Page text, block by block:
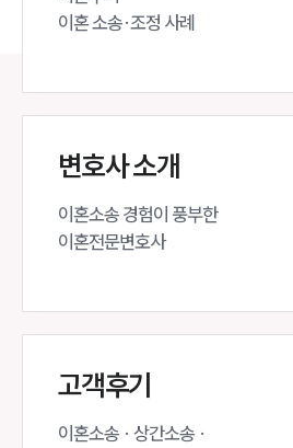
대륜법률상담
이혼 소송·조정 사례
변호사 소개
이혼소송 경험이 풍부한
이혼전문변호사
고객후기
이혼소송 · 상간소송 ·